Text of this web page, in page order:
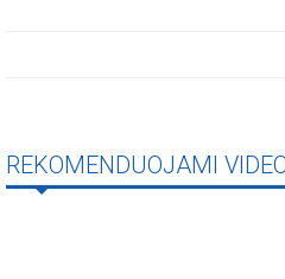
REKOMENDUOJAMI